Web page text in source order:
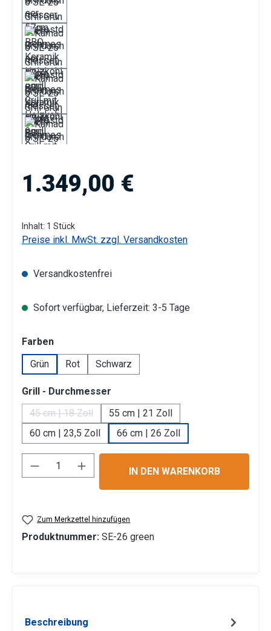
Regulärer Preis:
1.349,00 €
Inhalt: 1 Stück
Preise inkl. MwSt. zzgl. Versandkosten
Versandkostenfrei
Sofort verfügbar, Lieferzeit: 3-5 Tage
Farbenauswählen
Grün
Rot Schwarz
Grill - Durchmesser
45 cm | 18 Zoll
(Diese Option ist zurzeit nicht verfügbar.)
55 cm | 21 Zoll
60 cm | 23,5 Zoll
66 cm | 26 Zoll
Produkt Anzahl: Gib den gewünschten
IN DEN WARENKORB
Zum Merkzettel hinzufügen
Produktnummer: SE-26 green
Beschreibung